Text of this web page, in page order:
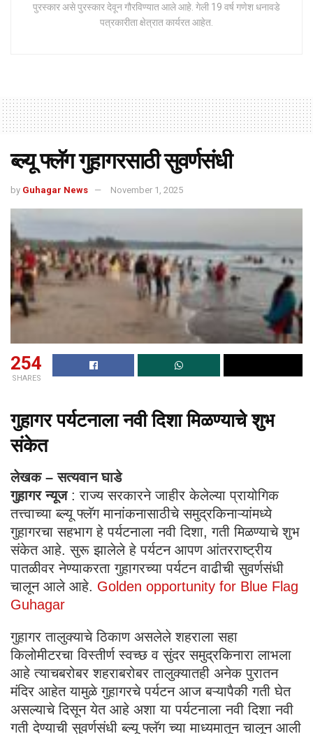
पुरस्कार असे पुरस्कार देवून गौरविण्यात आले आहे. गेली 19 वर्ष गणेश धनावडे
पत्रकारीता क्षेत्रात कार्यरत आहेत.
ब्ल्यू फ्लॅग गुहागरसाठी सुवर्णसंधी
by Guhagar News November 1, 2025
254
SHARES
गुहागर पर्यटनाला नवी दिशा मिळण्याचे शुभ
संकेत
लेखक – सत्यवान घाडे
गुहागर न्यूज : राज्य सरकारने जाहीर केलेल्या प्रायोगिक
तत्त्वाच्या ब्ल्यू फ्लॅग मानांकनासाठीचे समुद्रकिनाऱ्यांमध्ये
गुहागरचा सहभाग हे पर्यटनाला नवी दिशा, गती मिळण्याचे शुभ
संकेत आहे. सुरू झालेले हे पर्यटन आपण आंतरराष्ट्रीय
पातळीवर नेण्याकरता गुहागरच्या पर्यटन वाढीची सुवर्णसंधी
चालून आले आहे. Golden opportunity for Blue Flag
Guhagar
गुहागर तालुक्याचे ठिकाण असलेले शहराला सहा
किलोमीटरचा विस्तीर्ण स्वच्छ व सुंदर समुद्रकिनारा लाभला
आहे त्याचबरोबर शहराबरोबर तालुक्यातही अनेक पुरातन
मंदिर आहेत यामुळे गुहागरचे पर्यटन आज बऱ्यापैकी गती घेत
असल्याचे दिसून येत आहे अशा या पर्यटनाला नवी दिशा नवी
गती देण्याची सुवर्णसंधी ब्ल्यू फ्लॅग च्या माध्यमातून चालून आली